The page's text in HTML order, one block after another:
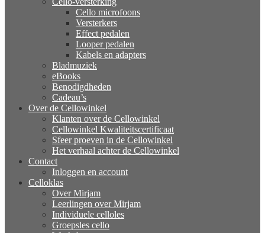
Cello microfoons
Versterkers
Effect pedalen
Looper pedalen
Kabels en adapters
Bladmuziek
eBooks
Benodigdheden
Cadeau’s
Over de Cellowinkel
Klanten over de Cellowinkel
Cellowinkel Kwaliteitscertificaat
Sfeer proeven in de Cellowinkel
Het verhaal achter de Cellowinkel
Contact
Inloggen en account
Celloklas
Over Mirjam
Leerlingen over Mirjam
Individuele celloles
Groepsles cello